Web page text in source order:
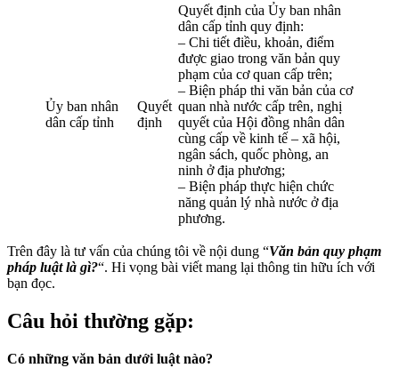
Ủy ban nhân
dân cấp tỉnh
Quyết
định
Quyết định của Ủy ban nhân
dân cấp tỉnh quy định:
– Chi tiết điều, khoản, điểm
được giao trong văn bản quy
phạm của cơ quan cấp trên;
– Biện pháp thi văn bản của cơ
quan nhà nước cấp trên, nghị
quyết của Hội đồng nhân dân
cùng cấp về kinh tế – xã hội,
ngân sách, quốc phòng, an
ninh ở địa phương;
– Biện pháp thực hiện chức
năng quản lý nhà nước ở địa
phương.
Trên đây là tư vấn của chúng tôi về nội dung “Văn bản quy phạm
pháp luật là gì?“. Hi vọng bài viết mang lại thông tin hữu ích với
bạn đọc.
Câu hỏi thường gặp:
Có những văn bản dưới luật nào?